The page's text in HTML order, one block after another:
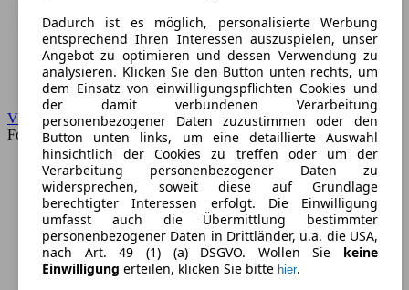
VW
Forum
Dadurch ist es möglich, personalisierte Werbung
entsprechend Ihren Interessen auszuspielen, unser
Angebot zu optimieren und dessen Verwendung zu
analysieren. Klicken Sie den Button unten rechts, um
dem Einsatz von einwilligungspflichten Cookies und
der damit verbundenen Verarbeitung
personenbezogener Daten zuzustimmen oder den
Button unten links, um eine detaillierte Auswahl
hinsichtlich der Cookies zu treffen oder um der
Verarbeitung personenbezogener Daten zu
widersprechen, soweit diese auf Grundlage
berechtigter Interessen erfolgt. Die Einwilligung
umfasst auch die Übermittlung bestimmter
personenbezogener Daten in Drittländer, u.a. die USA,
nach Art. 49 (1) (a) DSGVO. Wollen Sie keine
Einwilligung erteilen, klicken Sie bitte hier.